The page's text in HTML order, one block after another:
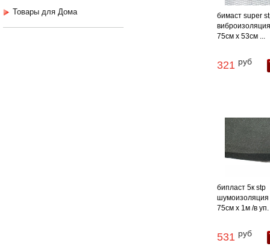
Товары для Дома
бимаст super
75см х 53см ...
321 руб
бипласт 5к stp
75см х 1м /в уп.
531 руб